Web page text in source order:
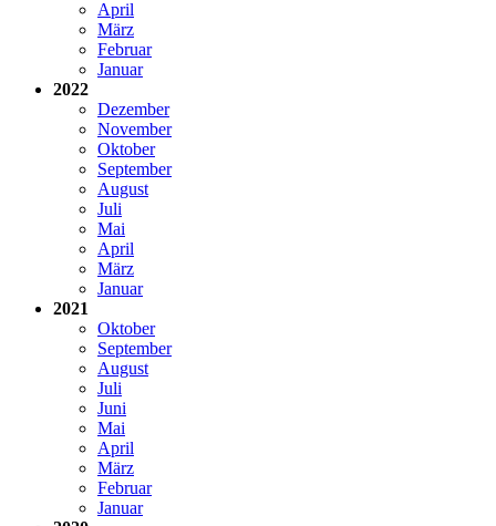
April
März
Februar
Januar
2022
Dezember
November
Oktober
September
August
Juli
Mai
April
März
Januar
2021
Oktober
September
August
Juli
Juni
Mai
April
März
Februar
Januar